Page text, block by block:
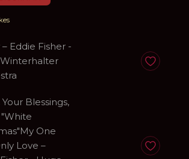
– Eddie Fisher -
Anadir a
Blessings,
One
Love –
Anadir a